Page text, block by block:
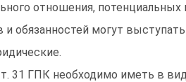
отношения, потенциальных
и обязанностей могут
31 ГПК необходимо иметь в